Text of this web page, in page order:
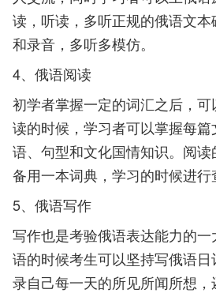
读，听读，多听正规的俄语文
和录音，多听多模仿。
4、俄语阅读
初学者掌握一定的词汇之后，
读的时候，学习者可以掌握每
语、句型和文化国情知识。阅
备用一本词典，学习的时候进行
5、俄语写作
写作也是考验俄语表达能力的
语的时候考生可以坚持写俄语
录自己每一天的所见所闻所想